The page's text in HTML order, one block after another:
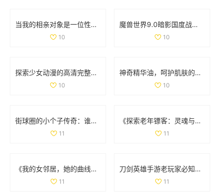
当我的相亲对象是一位性格强硬的学生时，我该如何应对
10
魔兽世界9.0暗影国度战士职业与专精重磅调优解析
10
探索少女动漫的高清完整版免费观看新选择
10
神奇精华油，呵护肌肤的润泽秘密与使用心得宝典
10
街球圈的小个子传奇：谁才是你心中的篮球顶峰人物
11
《探索老年镖客：灵魂与冒险交织的故事大揭秘》
11
《我的女邻居，她的曲线与故事交织的生活》
11
刀剑英雄手游老玩家必知的职业选择与入门技巧分享
11